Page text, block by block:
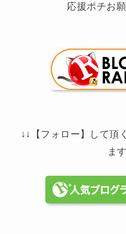
応援ポチお
↓↓【フォロー】して頂
ま